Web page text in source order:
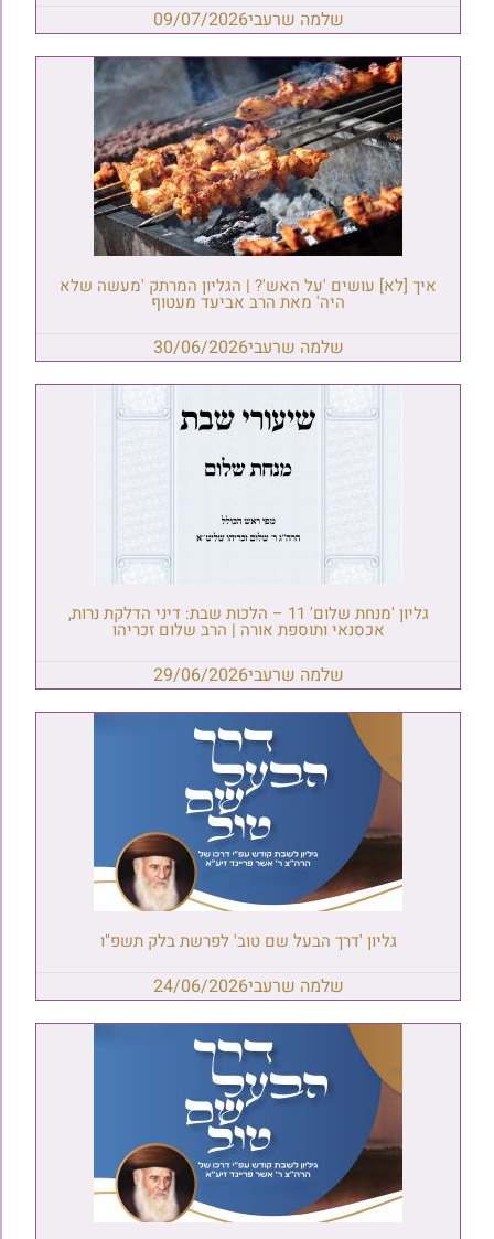
שלמה שרעבי09/07/2026
איך [לא] עושים 'על האש'? | הגליון המרתק 'מעשה שלא
היה' מאת הרב אביעד מעטוף
שלמה שרעבי30/06/2026
גליון 'מנחת שלום' 11 – הלכות שבת: דיני הדלקת נרות,
אכסנאי ותוספת אורה | הרב שלום זכריהו
שלמה שרעבי29/06/2026
גליון 'דרך הבעל שם טוב' לפרשת בלק תשפ"ו
שלמה שרעבי24/06/2026